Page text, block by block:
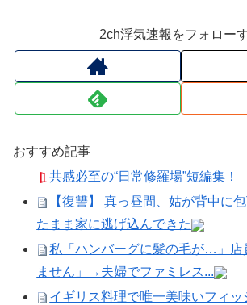
2ch浮気速報をフォロー
おすすめ記事
共感必至の“日常修羅場”短編集！
【復讐】 真っ昼間、姑が背中に
たまま家に逃げ込んできた
私「ハンバーグに髪の毛が…」店
ません」→夫婦でファミレス...
イギリス料理で唯一美味いフィッ